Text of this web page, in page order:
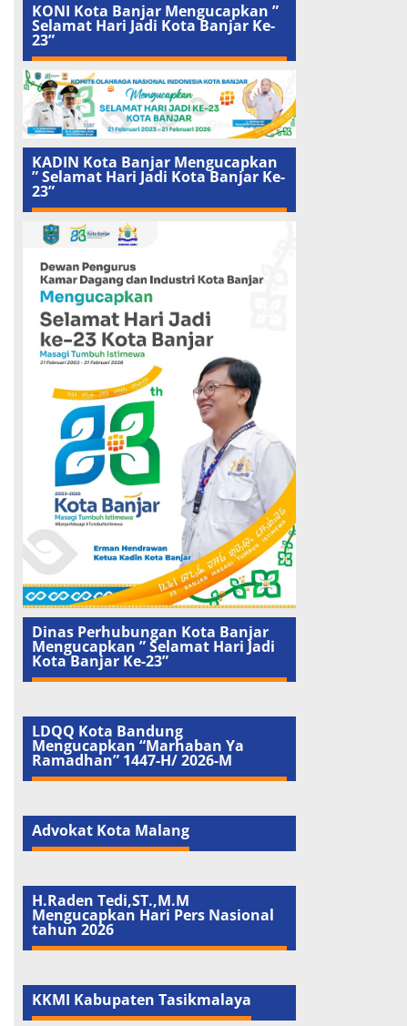
KONI Kota Banjar Mengucapkan ”
Selamat Hari Jadi Kota Banjar Ke-
23”
KADIN Kota Banjar Mengucapkan
” Selamat Hari Jadi Kota Banjar Ke-
23”
Dinas Perhubungan Kota Banjar
Mengucapkan ” Selamat Hari Jadi
Kota Banjar Ke-23”
LDQQ Kota Bandung
Mengucapkan “Marhaban Ya
Ramadhan” 1447-H/ 2026-M
Advokat Kota Malang
H.Raden Tedi,ST.,M.M
Mengucapkan Hari Pers Nasional
tahun 2026
KKMI Kabupaten Tasikmalaya